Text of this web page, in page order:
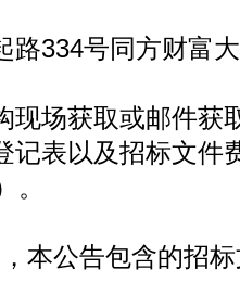
334号同方财富大
场获取或邮件获
记表以及招标文件
。
公告包含的招标